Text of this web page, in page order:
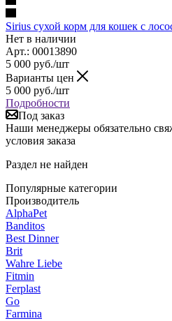
Sirius сухой корм для кошек с
Нет в наличии
Арт.: 00013890
5 000 руб./шт
Варианты цен
5 000 руб./шт
Подробности
Под заказ
Наши менеджеры обязательно
условия заказа
Раздел не найден
Популярные категории
Производитель
AlphaPet
Banditos
Best Dinner
Brit
Wahre Liebe
Fitmin
Ferplast
Go
Farmina